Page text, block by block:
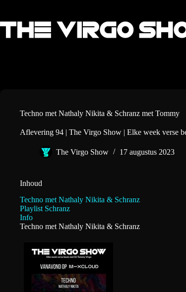
de
Techno met Nathaly Nikita & Schranz met Tommy
Aflevering 94 | The Virgo Show | Elke week verse
The Virgo Show 17 augustus 2023
Inhoud
Techno met Nathaly Nikita & Schranz
Playlist Schranz
Info
Techno met Nathaly Nikita & Schranz